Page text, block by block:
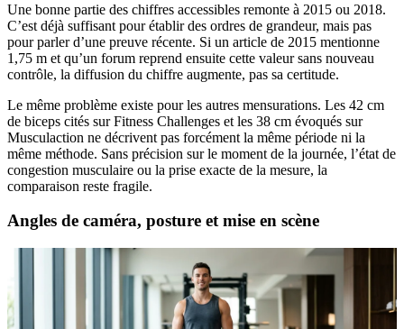
Une bonne partie des chiffres accessibles remonte à 2015 ou 2018.
C’est déjà suffisant pour établir des ordres de grandeur, mais pas
pour parler d’une preuve récente. Si un article de 2015 mentionne
1,75 m et qu’un forum reprend ensuite cette valeur sans nouveau
contrôle, la diffusion du chiffre augmente, pas sa certitude.
Le même problème existe pour les autres mensurations. Les 42 cm
de biceps cités sur Fitness Challenges et les 38 cm évoqués sur
Musculaction ne décrivent pas forcément la même période ni la
même méthode. Sans précision sur le moment de la journée, l’état de
congestion musculaire ou la prise exacte de la mesure, la
comparaison reste fragile.
Angles de caméra, posture et mise en scène